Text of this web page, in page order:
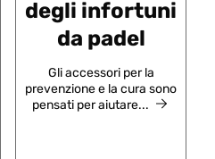
degli infortuni
da padel
Gli accessori per la
prevenzione e la cura sono
pensati per aiutare...